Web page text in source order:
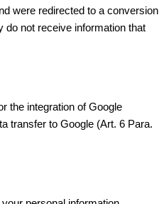
were redirected to a conversion
do not receive information that
the integration of Google
transfer to Google (Art. 6 Para.